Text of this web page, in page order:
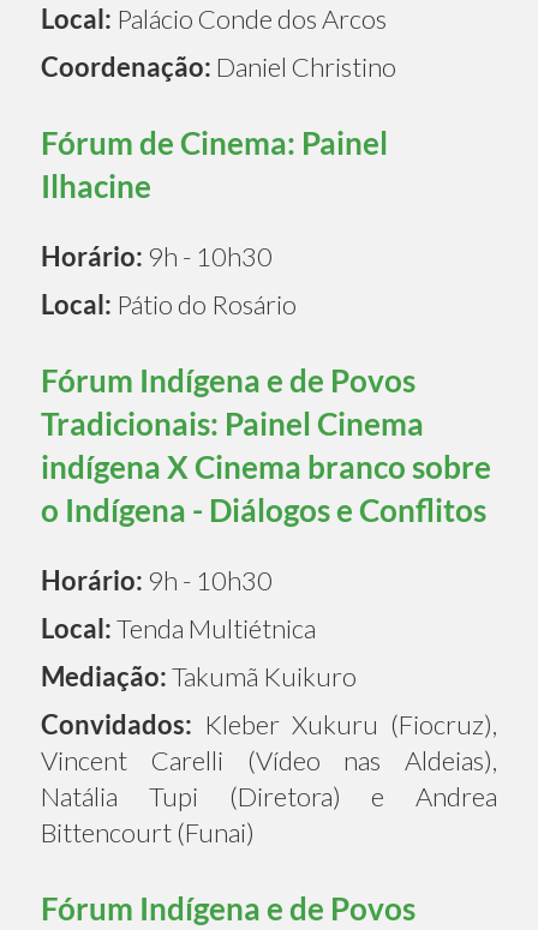
Local: Palácio Conde dos Arcos
Coordenação: Daniel Christino
Fórum de Cinema: Painel
Ilhacine
Horário: 9h - 10h30
Local: Pátio do Rosário
Fórum Indígena e de Povos
Tradicionais: Painel Cinema
indígena X Cinema branco sobre
o Indígena - Diálogos e Conflitos
Horário: 9h - 10h30
Local:Tenda Multiétnica
Mediação:Takumã Kuikuro
Convidados: Kleber Xukuru (Fiocruz),
Vincent Carelli (Vídeo nas Aldeias),
Natália Tupi (Diretora) e Andrea
Bittencourt (Funai)
Fórum Indígena e de Povos